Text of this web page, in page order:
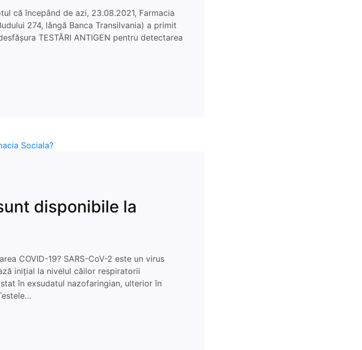
că începând de azi, 23.08.2021, Farmacia
274, lângă Banca Transilvania) a primit
TESTĂRI ANTIGEN pentru detectarea
disponibile la
COVID-19? SARS-CoV-2 este un virus
inițial la nivelul căilor respiratorii
în exsudatul nazofaringian, ulterior în